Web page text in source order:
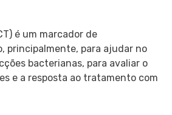
é um marcador de
principalmente, para ajudar no
bacterianas, para avaliar o
e a resposta ao tratamento com